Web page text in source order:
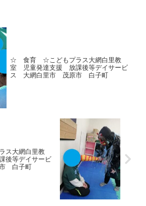
☆ 食育 ☆こどもプラス大網白里教
室 児童発達支援 放課後等デイサービ
ス 大網白里市 茂原市 白子町
大網白里教
等デイサービ
白子町